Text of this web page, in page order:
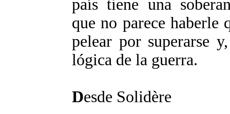
país tiene una
que no parece haberle
pelear por superarse
lógica de la guerra.
Desde Solidère